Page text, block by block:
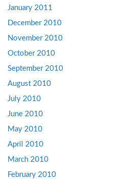
January 2011
December 2010
November 2010
October 2010
September 2010
August 2010
July 2010
June 2010
May 2010
April 2010
March 2010
February 2010